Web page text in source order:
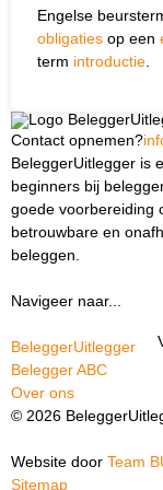
Engelse
obligaties op een
term introductie
Contact opnemen?
BeleggerUitlegger is
beginners bij
goede voorbereiding
betrouwbare en
beleggen.
Navigeer naar...
BeleggerUitlegger
Belegger ABC
Over ons
© 2026
Website door Team
Sitemap